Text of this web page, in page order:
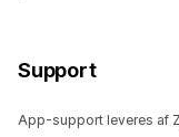
Support
App-support leveres af